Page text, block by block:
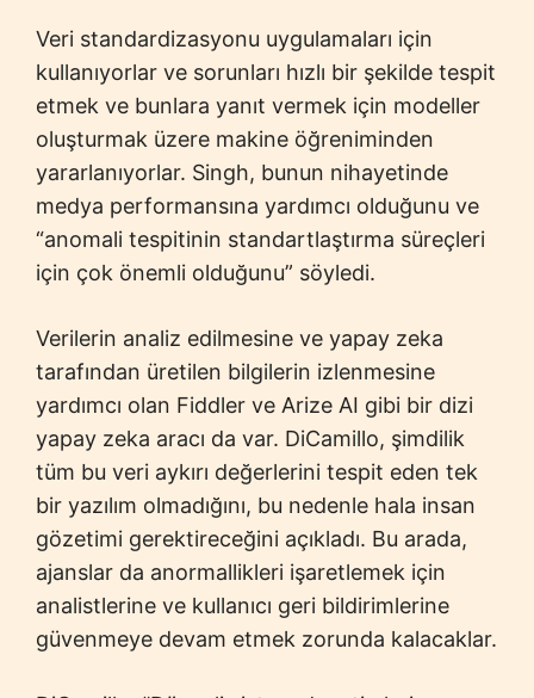
Veri standardizasyonu uygulamaları için
kullanıyorlar ve sorunları hızlı bir şekilde tespit
etmek ve bunlara yanıt vermek için modeller
oluşturmak üzere makine öğreniminden
yararlanıyorlar. Singh, bunun nihayetinde
medya performansına yardımcı olduğunu ve
“anomali tespitinin standartlaştırma süreçleri
için çok önemli olduğunu” söyledi.
Verilerin analiz edilmesine ve yapay zeka
tarafından üretilen bilgilerin izlenmesine
yardımcı olan Fiddler ve Arize AI gibi bir dizi
yapay zeka aracı da var. DiCamillo, şimdilik
tüm bu veri aykırı değerlerini tespit eden tek
bir yazılım olmadığını, bu nedenle hala insan
gözetimi gerektireceğini açıkladı. Bu arada,
ajanslar da anormallikleri işaretlemek için
analistlerine ve kullanıcı geri bildirimlerine
güvenmeye devam etmek zorunda kalacaklar.